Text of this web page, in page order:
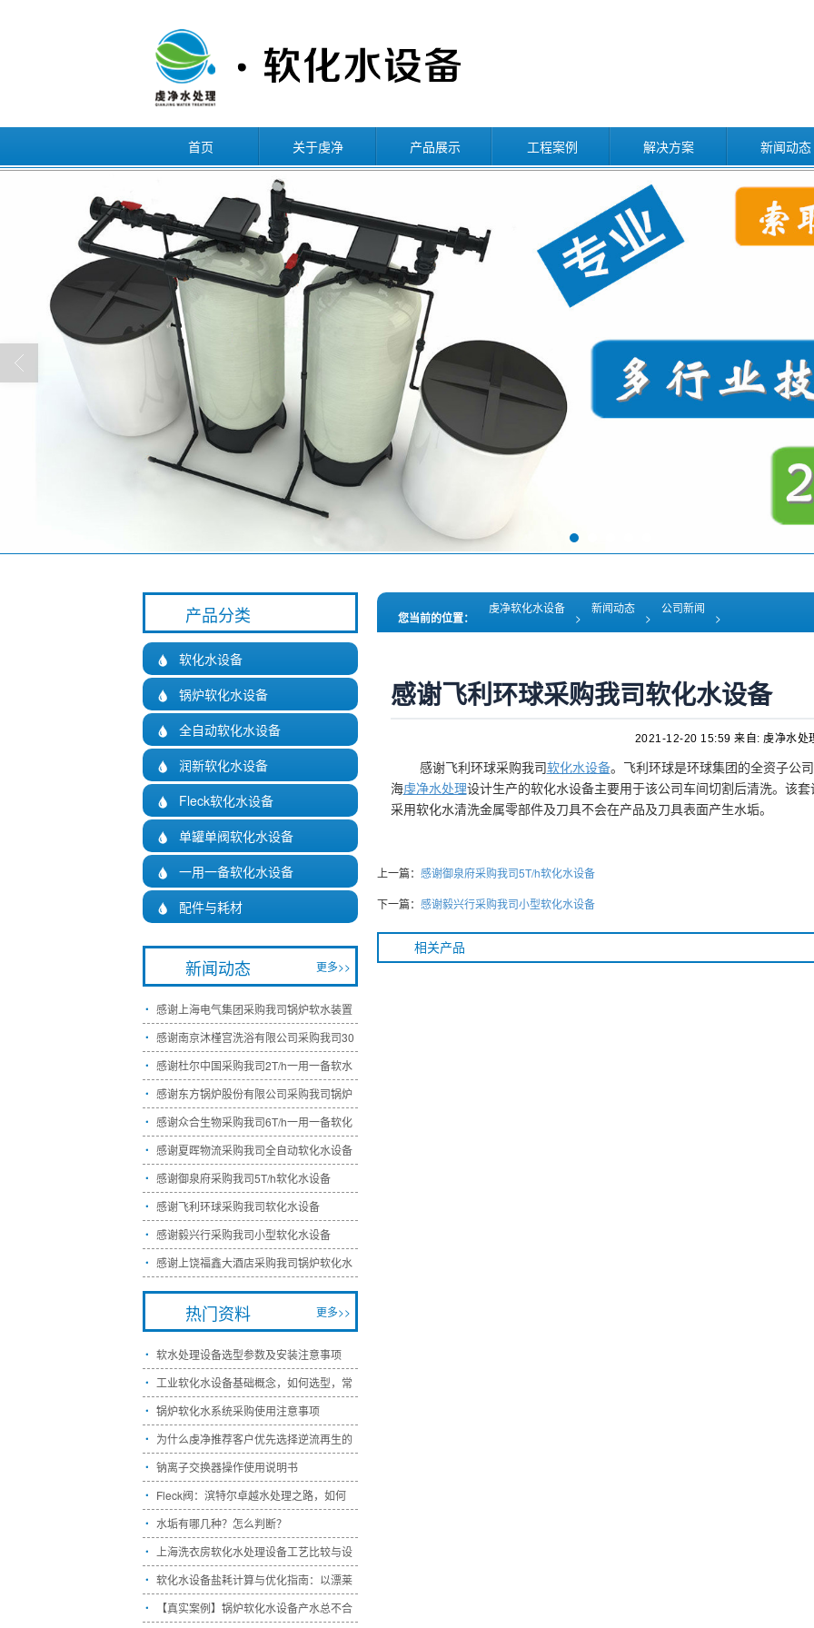
首页 关于虔净 产品展示 工程案例 解决方案 新闻动态
您当前的位置：
虔净软化水设备
>
新闻动态
>
公司新闻
>
感谢飞利环球采购我司软化水设备
2021-12-20 15:59 来自: 虔净水处
感谢飞利环球采购我司软化水设备。飞利环球是环球集团的全资子公
海虔净水处理设计生产的软化水设备主要用于该公司车间切割后清洗。该
采用软化水清洗金属零部件及刀具不会在产品及刀具表面产生水垢。
上一篇： 感谢御泉府采购我司5T/h软化水设备
下一篇： 感谢毅兴行采购我司小型软化水设备
相关产品
产品分类
 软化水设备
 锅炉软化水设备
 全自动软化水设备
 润新软化水设备
 Fleck软化水设备
 单罐单阀软化水设备
 一用一备软化水设备
 配件与耗材
更多>>
新闻动态
 感谢上海电气集团采购我司锅炉软水装置
 感谢南京沐槿宫洗浴有限公司采购我司30
 感谢杜尔中国采购我司2T/h一用一备软水
 感谢东方锅炉股份有限公司采购我司锅炉
 感谢众合生物采购我司6T/h一用一备软化
 感谢夏晖物流采购我司全自动软化水设备
 感谢御泉府采购我司5T/h软化水设备
 感谢飞利环球采购我司软化水设备
 感谢毅兴行采购我司小型软化水设备
 感谢上饶福鑫大酒店采购我司锅炉软化水
更多>>
热门资料
 软水处理设备选型参数及安装注意事项
 工业软化水设备基础概念，如何选型，常
 锅炉软化水系统采购使用注意事项
 为什么虔净推荐客户优先选择逆流再生的
 钠离子交换器操作使用说明书
 Fleck阀：滨特尔卓越水处理之路，如何
 水垢有哪几种？怎么判断？
 上海洗衣房软化水处理设备工艺比较与设
 软化水设备盐耗计算与优化指南：以漂莱
 【真实案例】锅炉软化水设备产水总不合